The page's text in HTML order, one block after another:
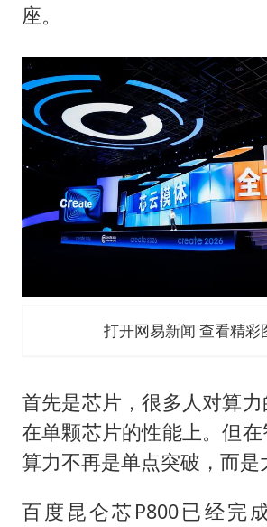
座。
打开网易新闻 查看精彩
首先是芯片，很多人对算
在单颗芯片的性能上。但在
算力不再是单点突破，而是
百度昆仑芯P800已经完